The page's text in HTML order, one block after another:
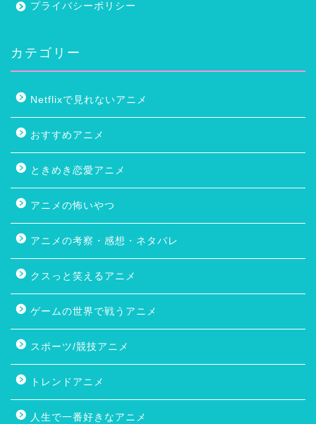
プライバシーポリシー
カテゴリー
Netflixで見れないアニメ
おすすめアニメ
ときめき恋愛アニメ
アニメの怖いやつ
アニメの考察・感想・ネタバレ
クスっと笑えるアニメ
ゲームの世界で戦うアニメ
スポーツ/競技アニメ
トレンドアニメ
人生で一番好きなアニメ